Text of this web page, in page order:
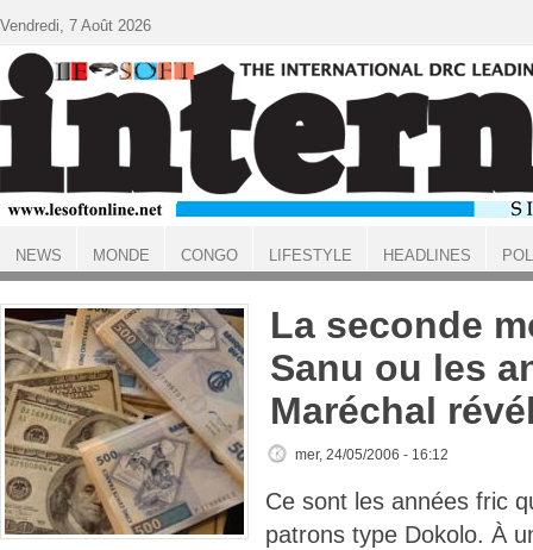
ACCUEIL
La seconde
Sanu ou les
Maréchal
mer, 24/05/2006 - 16:12
Ce sont les années fric
patrons type Dokolo. À
Vendredi, 7 Août 2026
NEWS MONDE CONGO LIFESTYLE HEADLINES